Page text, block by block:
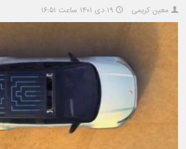
معین کریمی ۱۹ دی ۱۴۰۱ ساعت ۱۶:۵۱